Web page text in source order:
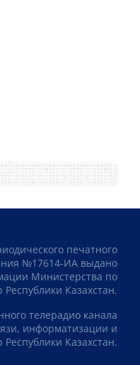
печатного
№17614-ИА выдано
Министерства по
Казахстан.
телерадио канала
информатизации и
Казахстан.